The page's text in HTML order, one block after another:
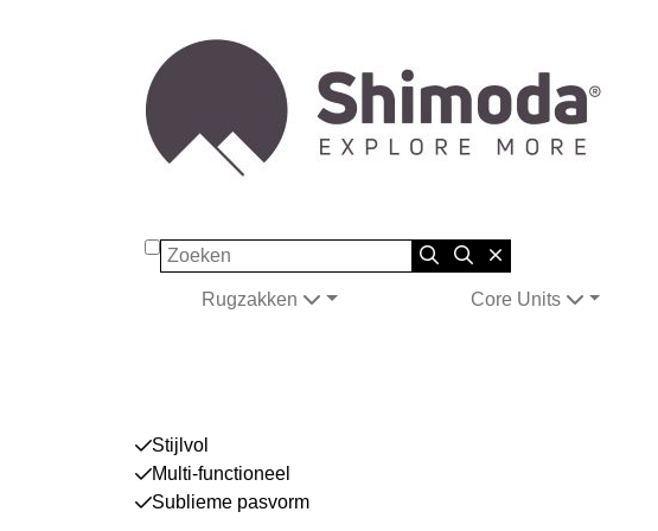
Zoeken
Rugzakken Core Units
Stijlvol
Multi-functioneel
Sublieme pasvorm